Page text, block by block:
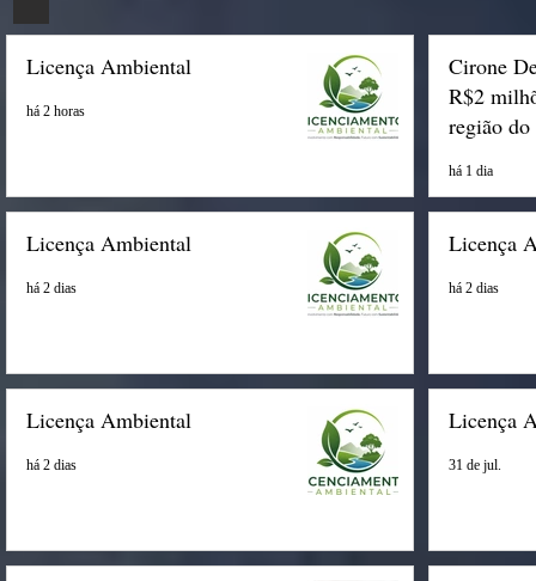
Licença Ambiental
há 2 horas
Cirone
R$2
região do
há 1 dia
Licença Ambiental
há 2 dias
Licença
há 2 dias
Licença Ambiental
há 2 dias
Licença
31 de jul.